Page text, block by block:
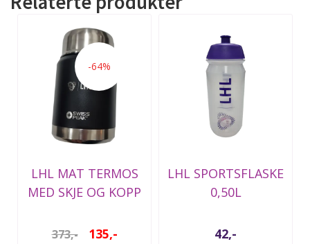
-64%
LHL MAT TERMOS
MED SKJE OG KOPP
373,- 135,-
LHL SPORTSFLASKE
0,50L
42,-